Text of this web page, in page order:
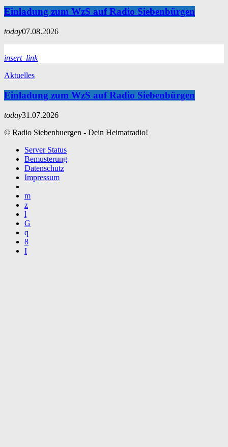
Einladung zum WzS auf Radio Siebenbürgen
today07.08.2026
insert_link
Aktuelles
Einladung zum WzS auf Radio Siebenbürgen
today31.07.2026
© Radio Siebenbuergen - Dein Heimatradio!
Server Status
Bemusterung
Datenschutz
Impressum